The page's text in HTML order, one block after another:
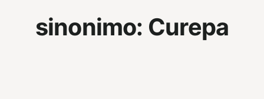
sinonimo: Curepa